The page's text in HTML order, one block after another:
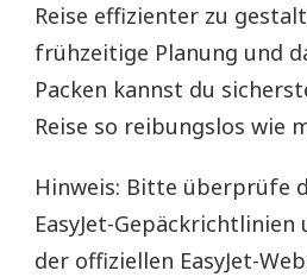
Reise effizienter zu
frühzeitige Planung und
Packen kannst du
Reise so reibungslos wie
Hinweis: Bitte überprüfe
EasyJet-
der offiziellen EasyJet-